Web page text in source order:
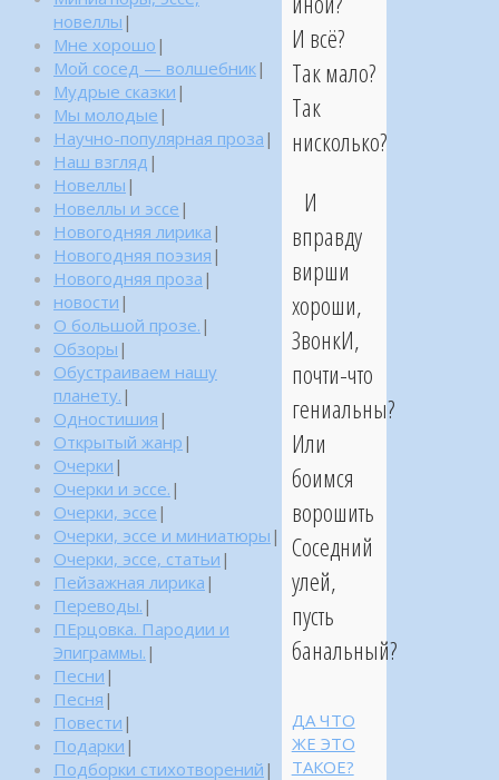
И всё?
Так мало?
Так
нисколько?
И
вправду
вирши
хороши,
ЗвонкИ,
почти-что
гениальны?
Или
боимся
ворошить
Соседний
улей,
пусть
банальный?
ДА ЧТО
ЖЕ ЭТО
ТАКОЕ?
новеллы |
Мне хорошо |
Мой сосед — волшебник|
Мудрые сказки |
Мы молодые |
Научно-популярная проза |
Наш взгляд |
Новеллы |
Новеллы и эссе |
Новогодняя лирика |
Новогодняя поэзия |
Новогодняя проза |
новости |
О большой прозе. |
Обзоры |
Обустраиваем нашу
планету. |
Одностишия |
Открытый жанр |
Очерки |
Очерки и эссе. |
Очерки, эссе |
Очерки, эссе и миниатюры |
Очерки, эссе, статьи |
Пейзажная лирика |
Переводы. |
ПЕрцовка. Пародии и
Эпиграммы. |
Песни |
Песня |
Повести |
Подарки |
Подборки стихотворений |